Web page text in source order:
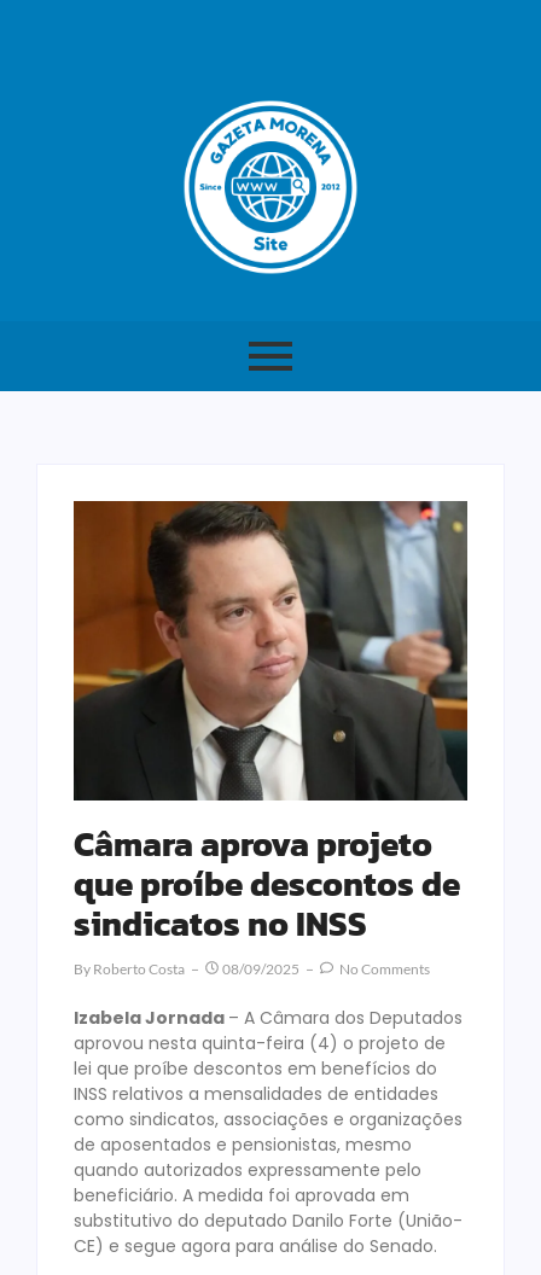
Câmara aprova projeto
que proíbe descontos de
sindicatos no INSS
By Roberto Costa 08/09/2025 No Comments
Izabela Jornada – A Câmara dos Deputados
aprovou nesta quinta-feira (4) o projeto de
lei que proíbe descontos em benefícios do
INSS relativos a mensalidades de entidades
como sindicatos, associações e organizações
de aposentados e pensionistas, mesmo
quando autorizados expressamente pelo
beneficiário. A medida foi aprovada em
substitutivo do deputado Danilo Forte (União-
CE) e segue agora para análise do Senado.